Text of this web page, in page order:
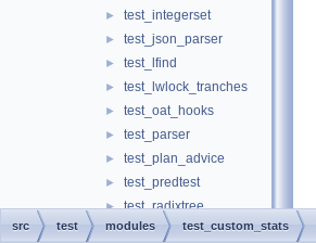
► test_integerset
► test_json_parser
► test_lfind
► test_lwlock_tranches
► test_oat_hooks
► test_parser
► test_plan_advice
► test_predtest
► test_radixtree
► test_rbtree
src test modules test_custom_stats